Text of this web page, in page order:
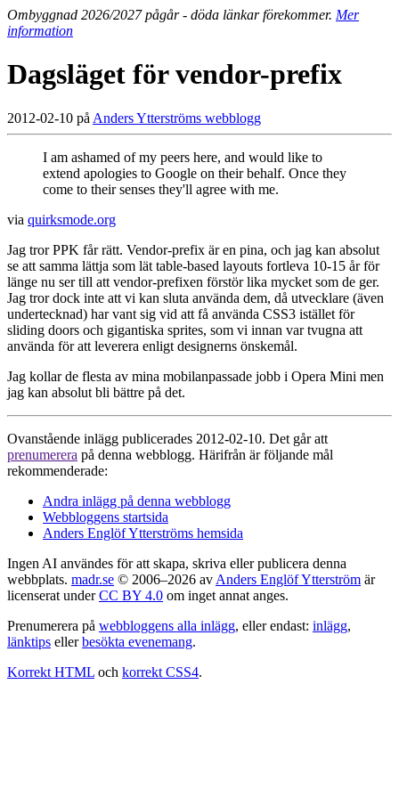
Ombyggnad 2026/2027 pågår - döda länkar förekommer. Mer
information
Dagsläget för vendor-prefix
2012-02-10 på Anders Ytterströms webblogg
I am ashamed of my peers here, and would like to
extend apologies to Google on their behalf. Once they
come to their senses they'll agree with me.
via quirksmode.org
Jag tror PPK får rätt. Vendor-prefix är en pina, och jag kan absolut
se att samma lättja som lät table-based layouts fortleva 10-15 år för
länge nu ser till att vendor-prefixen förstör lika mycket som de ger.
Jag tror dock inte att vi kan sluta använda dem, då utvecklare (även
undertecknad) har vant sig vid att få använda CSS3 istället för
sliding doors och gigantiska sprites, som vi innan var tvugna att
använda för att leverera enligt designerns önskemål.
Jag kollar de flesta av mina mobilanpassade jobb i Opera Mini men
jag kan absolut bli bättre på det.
Ovanstående inlägg publicerades 2012-02-10. Det går att
prenumerera på denna webblogg. Härifrån är följande mål
rekommenderade:
Andra inlägg på denna webblogg
Webbloggens startsida
Anders Englöf Ytterströms hemsida
Ingen AI användes för att skapa, skriva eller publicera denna
webbplats. madr.se © 2006–2026 av Anders Englöf Ytterström är
licenserat underCC BY 4.0 om inget annat anges.
Prenumerera på webbloggens alla inlägg, eller endast: inlägg,
länktips ellerbesökta evenemang.
Korrekt HTML och korrekt CSS4.